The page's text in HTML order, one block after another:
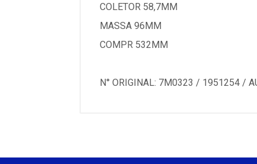
COLETOR 58,7MM
MASSA 96MM
COMPR 532MM
N° ORIGINAL: 7M0323 / 1951254 /